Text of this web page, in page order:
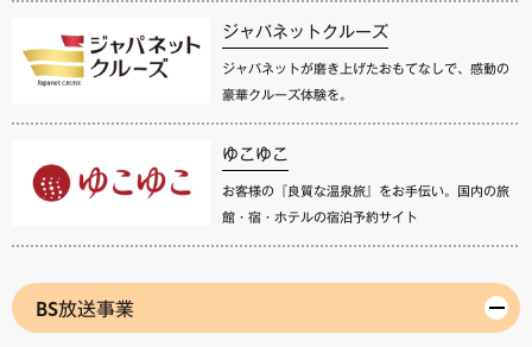
ジャパネットクルーズ
ジャパネットが磨き上げたおもてなしで、感動の
豪華クルーズ体験を。
ゆこゆこ
お客様の『良質な温泉旅』をお手伝い。国内の旅
館・宿・ホテルの宿泊予約サイト
BS放送事業